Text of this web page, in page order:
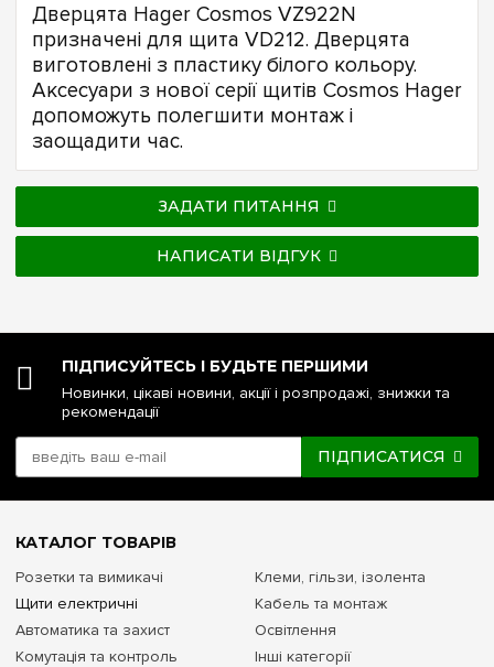
Дверцята Hager Cosmos VZ922N
призначені для щита VD212. Дверцята
виготовлені з пластику білого кольору.
Аксесуари з нової серії щитів Cosmos Hager
допоможуть полегшити монтаж і
заощадити час.
ЗАДАТИ ПИТАННЯ
НАПИСАТИ ВІДГУК
ПІДПИСУЙТЕСЬ І БУДЬТЕ ПЕРШИМИ
Новинки, цікаві новини, акції і розпродажі, знижки та
рекомендації
ПІДПИСАТИСЯ
КАТАЛОГ ТОВАРІВ
Розетки та вимикачі
Щити електричні
Автоматика та захист
Комутація та контроль
Клеми, гільзи, ізолента
Кабель та монтаж
Освітлення
Інші категорії